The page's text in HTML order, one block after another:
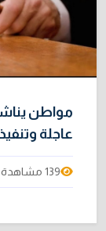
مواطن
عاجلة
139 مشاهدة